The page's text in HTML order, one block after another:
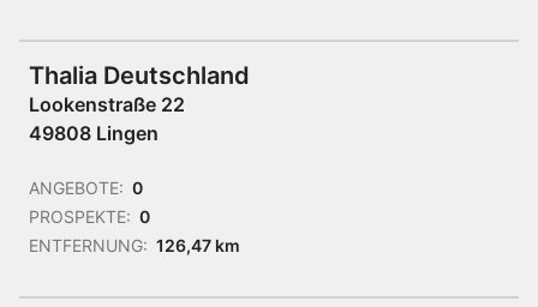
Thalia Deutschland
Lookenstraße 22
49808 Lingen
ANGEBOTE: 0
PROSPEKTE: 0
ENTFERNUNG: 126,47 km